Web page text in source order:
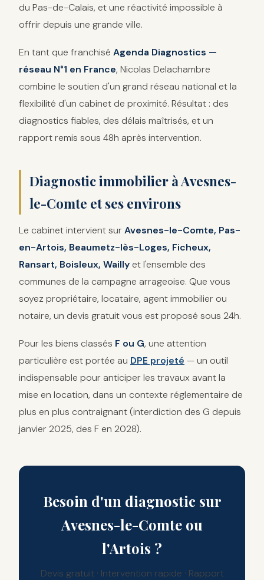
du Pas-de-Calais, et une réactivité impossible à
offrir depuis une grande ville.
En tant que franchisé Agenda Diagnostics —
réseau N°1 en France, Nicolas Delachambre
combine le soutien d'un grand réseau national et la
flexibilité d'un cabinet de proximité. Résultat : des
diagnostics fiables, des délais maîtrisés, et un
rapport remis sous 48h après intervention.
Diagnostic immobilier à Avesnes-
le-Comte et ses environs
Le cabinet intervient surAvesnes-le-Comte, Pas-
en-Artois, Beaumetz-lès-Loges, Ficheux,
Ransart, Boisleux, Wailly et l'ensemble des
communes de la campagne arrageoise. Que vous
soyez propriétaire, locataire, agent immobilier ou
notaire, un devis gratuit vous est proposé sous 24h.
Pour les biens classés F ou G, une attention
particulière est portée au DPE projeté — un outil
indispensable pour anticiper les travaux avant la
mise en location, dans un contexte réglementaire de
plus en plus contraignant (interdiction des G depuis
janvier 2025, des F en 2028).
Besoin d'un diagnostic sur
Avesnes-le-Comte ou
l'Artois ?
Devis gratuit · Intervention rapide · Rapport